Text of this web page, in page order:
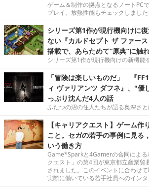
ゲーム＆制作の拠点となるノートPC
プレイ。放熱性能もチェックしました
シリーズ第1作が現行機向けに
ない『カルドセプト ザ ファー
搭載で、あらためて“原典”に触
シリーズ第1作が現行機向けの新機能
「冒険は楽しいものだ」 ─『
ィ ヴァリアンツ ダフネ』、"優
っぷり沈んだ4人の話
ふたつの沼の住人たちが語る奥深さと
【キャリアクエスト】ゲーム作
こと。セガの若手の事例に見る
いう働き方
Game*Sparkと4Gamerの合同による
クエスト」の第4回が東京都立産業貿
されました。このイベントに合わせ
実際に働いている若手社員へのインタ